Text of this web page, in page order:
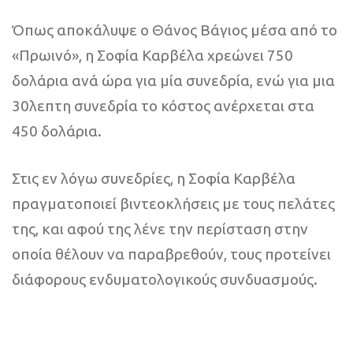
Όπως αποκάλυψε ο Θάνος Βάγιος μέσα από το
«Πρωινό», η Σοφία Καρβέλα χρεώνει 750
δολάρια ανά ώρα για μία συνεδρία, ενώ για μια
30λεπτη συνεδρία το κόστος ανέρχεται στα
450 δολάρια.
Στις εν λόγω συνεδρίες, η Σοφία Καρβέλα
πραγματοποιεί βιντεοκλήσεις με τους πελάτες
της, και αφού της λένε την περίσταση στην
οποία θέλουν να παραβρεθούν, τους προτείνει
διάφορους ενδυματολογικούς συνδυασμούς.